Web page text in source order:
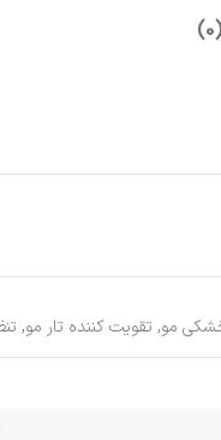
مو, تقویت کننده تار مو,